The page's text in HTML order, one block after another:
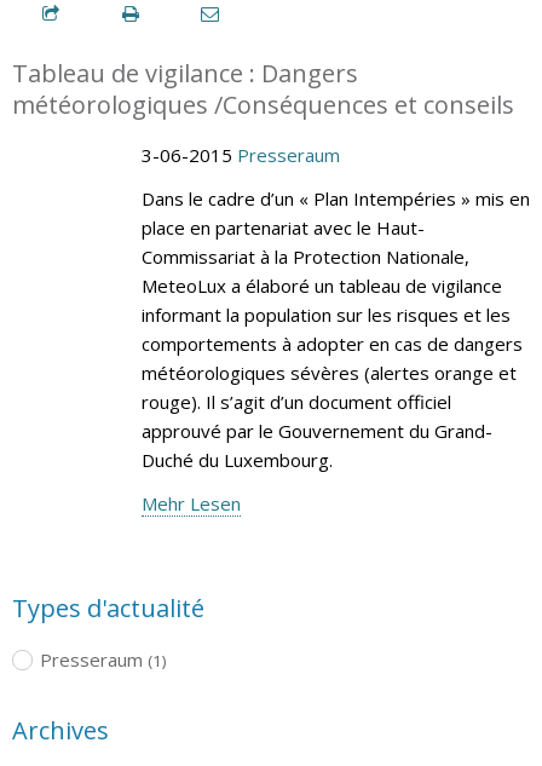
Tableau de vigilance : Dangers
météorologiques /Conséquences et conseils
3-06-2015 Presseraum
Dans le cadre d’un « Plan Intempéries » mis en
place en partenariat avec le Haut-
Commissariat à la Protection Nationale,
MeteoLux a élaboré un tableau de vigilance
informant la population sur les risques et les
comportements à adopter en cas de dangers
météorologiques sévères (alertes orange et
rouge). Il s’agit d’un document officiel
approuvé par le Gouvernement du Grand-
Duché du Luxembourg.
Mehr Lesen
Types d'actualité
Presseraum (1)
Archives